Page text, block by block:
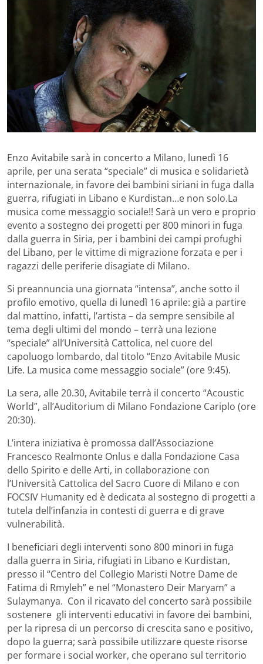
Enzo Avitabile sarà in concerto a Milano, lunedì 16
aprile, per una serata “speciale” di musica e solidarietà
internazionale, in favore dei bambini siriani in fuga dalla
guerra, rifugiati in Libano e Kurdistan…e non solo.La
musica come messaggio sociale!! Sarà un vero e proprio
evento a sostegno dei progetti per 800 minori in fuga
dalla guerra in Siria, per i bambini dei campi profughi
del Libano, per le vittime di migrazione forzata e per i
ragazzi delle periferie disagiate di Milano.
Si preannuncia una giornata “intensa”, anche sotto il
profilo emotivo, quella di lunedì 16 aprile: già a partire
dal mattino, infatti, l’artista – da sempre sensibile al
tema degli ultimi del mondo – terrà una lezione
“speciale” all’Università Cattolica, nel cuore del
capoluogo lombardo, dal titolo “Enzo Avitabile Music
Life. La musica come messaggio sociale” (ore 9:45).
La sera, alle 20.30, Avitabile terrà il concerto “Acoustic
World”, all’Auditorium di Milano Fondazione Cariplo (ore
20:30).
L’intera iniziativa è promossa dall’Associazione
Francesco Realmonte Onlus e dalla Fondazione Casa
dello Spirito e delle Arti, in collaborazione con
l’Università Cattolica del Sacro Cuore di Milano e con
FOCSIV Humanity ed è dedicata al sostegno di progetti a
tutela dell’infanzia in contesti di guerra e di grave
vulnerabilità.
I beneficiari degli interventi sono 800 minori in fuga
dalla guerra in Siria, rifugiati in Libano e Kurdistan,
presso il “Centro del Collegio Maristi Notre Dame de
Fatima di Rmyleh” e nel “Monastero Deir Maryam” a
Sulaymanya. Con il ricavato del concerto sarà possibile
sostenere gli interventi educativi in favore dei bambini,
per la ripresa di un percorso di crescita sano e positivo,
dopo la guerra; sarà possibile utilizzare queste risorse
per formare i social worker, che operano sul territorio